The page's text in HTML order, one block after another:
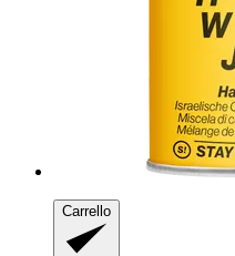
Carrello